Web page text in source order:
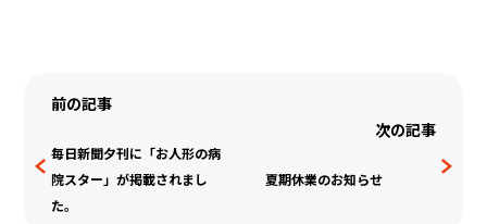
前の記事
毎日新聞夕刊に「お人形の病
院スター」が掲載されまし
た。
次の記事
夏期休業のお知らせ